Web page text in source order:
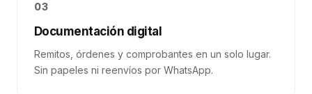
03
Documentación digital
Remitos, órdenes y comprobantes en un solo lugar.
Sin papeles ni reenvíos por WhatsApp.